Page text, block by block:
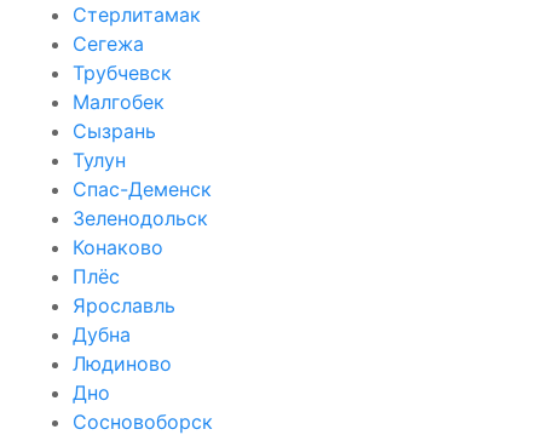
Стерлитамак
Сегежа
Трубчевск
Малгобек
Сызрань
Тулун
Спас-Деменск
Зеленодольск
Конаково
Плёс
Ярославль
Дубна
Людиново
Дно
Сосновоборск